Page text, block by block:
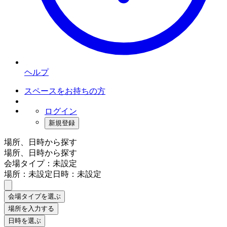
ヘルプ
スペースをお持ちの方
ログイン
新規登録
場所、日時から探す
場所、日時から探す
会場タイプ：未設定
場所：未設定日時：未設定
会場タイプを選ぶ
場所を入力する
日時を選ぶ